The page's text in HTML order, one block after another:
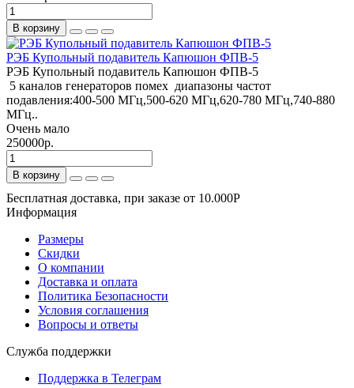
В корзину
РЭБ Купольный подавитель Капюшон ФПВ-5
РЭБ Купольный подавитель Капюшон ФПВ-5
5 каналов генераторов помех диапазоны частот
подавления:400-500 МГц,500-620 МГц,620-780 МГц,740-880
МГц..
Очень мало
250000р.
В корзину
Бесплатная доставка, при заказе от 10.000Р
Информация
Размеры
Скидки
О компании
Доставка и оплата
Политика Безопасности
Условия соглашения
Вопросы и ответы
Служба поддержки
Поддержка в Телеграм